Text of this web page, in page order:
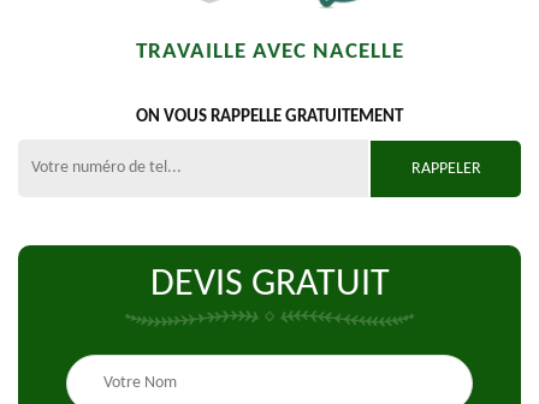
TRAVAILLE AVEC NACELLE
ON VOUS RAPPELLE GRATUITEMENT
DEVIS GRATUIT